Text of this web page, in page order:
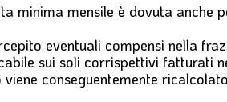
minima mensile è dovuta anche
eventuali compensi nella
sui soli corrispettivi fatturati
conseguentemente